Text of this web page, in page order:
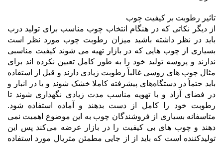
تاثیر رطوبت بر کیفیت چوب
از دیگر نکاتی که در هنگام انتخاب چوب مناسب برای تولید درب
باید در نظر داشته باشید میزان رطوبت چوب مورد نظر است
بسیاری از چوب هایی که در بازار تهیه می شوند کیفیت مناسبی
ندارند و پروسه تولید خود را به طور کامل تعیین نکرده اند برای
مثال چوب های روسی غالباً رطوبت زیادی دارند و قبل از استفاده
باید حتماً در دستگاه‌های پیشرفته کاملا خشک شوند و یا در انبار و
در فضای آزاد و با تهویه مناسب مدت زیادی نگهداری شوند تا
رطوبت خود را کامل از دست بدهند و آماده استفاده شود.
متاسفانه بسیاری از فروشندگان چوب به این موضوع اهمیت نمی
دهند و چوب های بی کیفیت را در بازار عرضه می‌کند پس این
تولیدکننده است که باید از از جایی مطمئن متریال مورد استفاده